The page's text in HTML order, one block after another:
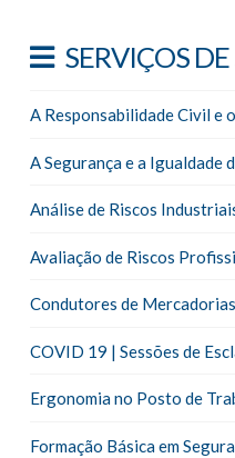
SERVIÇOS
A Responsabilidade Civil e
A Segurança e a Igualdade
Análise de Riscos
Avaliação de Riscos
Condutores de
COVID 19 | Sessões de
Ergonomia no Posto de
Formação Básica em